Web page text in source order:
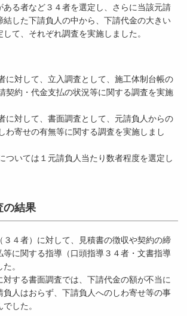
ある者など３４者を選定し、さらに当該元請
結した下請負人の中から、下請代金の大きい
て、それぞれ調査を実施しました。
に対して、立入調査として、施工体制台帳の
契約・代金支払の状況等に関する調査を実施
に対して、書面調査として、元請負人からの
わ寄せの有無等に関する調査を実施しまし
いては１元請負人当たり数者程度を選定し
の結果
４者）に対して、見積書の徴収や契約の締
等に関する指導（口頭指導３４者・文書指導
。
する書面調査では、下請代金の額が不当に
負人はおらず、下請負人へのしわ寄せ等の事
した。